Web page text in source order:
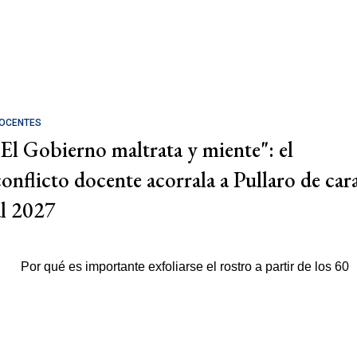
Gobierno maltrata y miente": el
docente acorrala a Pullaro de
2027